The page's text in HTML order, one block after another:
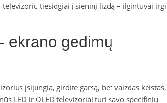
tiesiogiai į sieninį lizdą – ilgintuvai irgi
ekrano gedimų
įsijungia, girdite garsą, bet vaizdas keistas,
LED ir OLED televizoriai turi savo specifinių